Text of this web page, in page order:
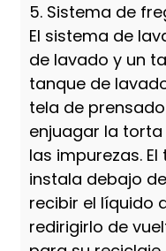
5. Sistema de
El sistema de
de lavado y un
tanque de
tela de
enjuagar la
las impurezas.
instala debajo
recibir el líquido
redirigirlo de